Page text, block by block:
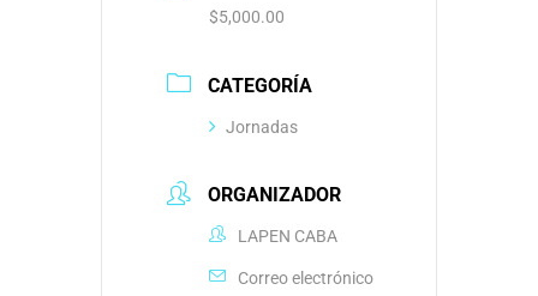
$5,000.00
CATEGORÍA
Jornadas
ORGANIZADOR
LAPEN CABA
Correo electrónico